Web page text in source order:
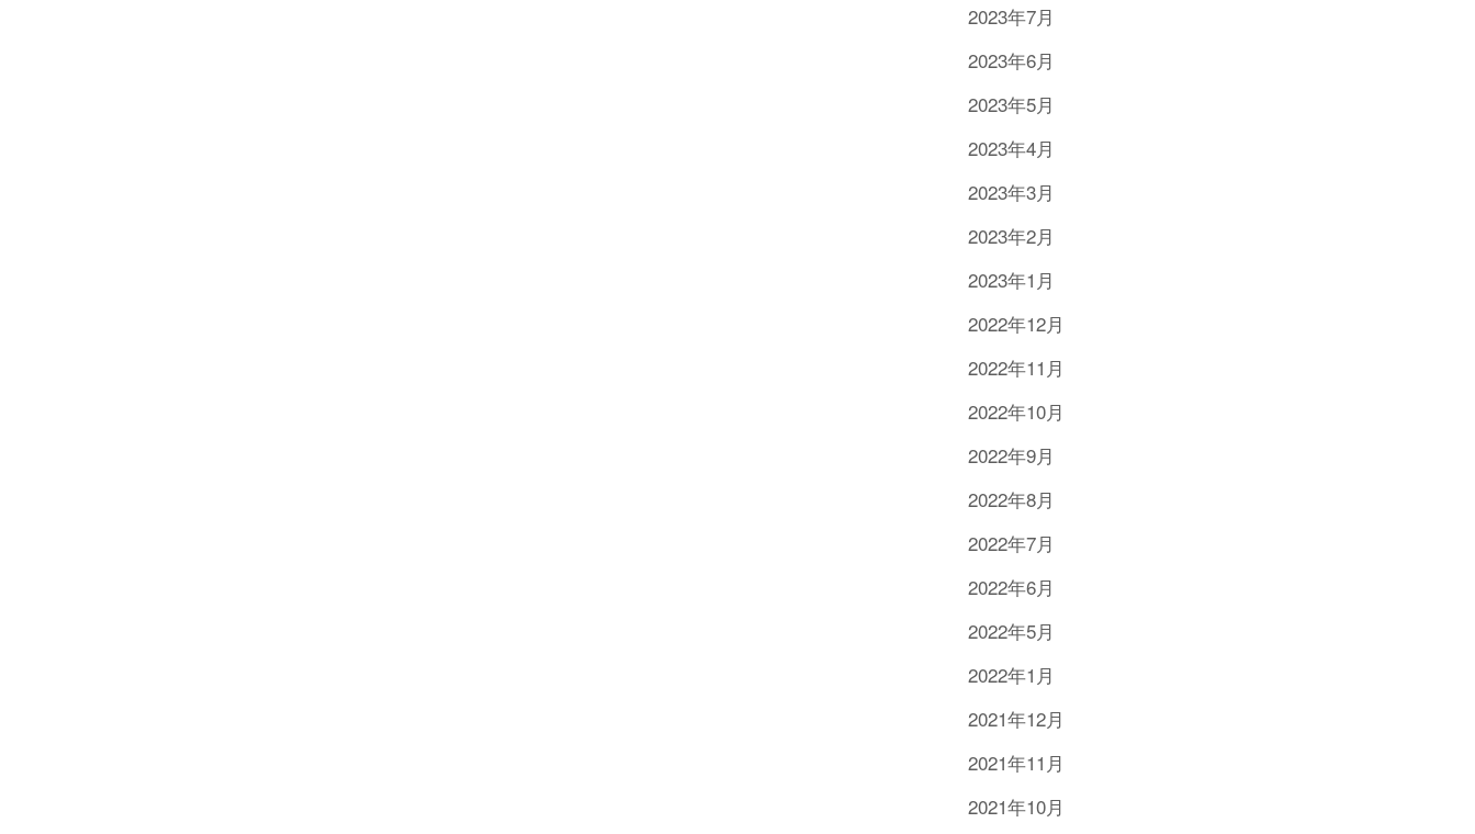
2023年7月
2023年6月
2023年5月
2023年4月
2023年3月
2023年2月
2023年1月
2022年12月
2022年11月
2022年10月
2022年9月
2022年8月
2022年7月
2022年6月
2022年5月
2022年1月
2021年12月
2021年11月
2021年10月